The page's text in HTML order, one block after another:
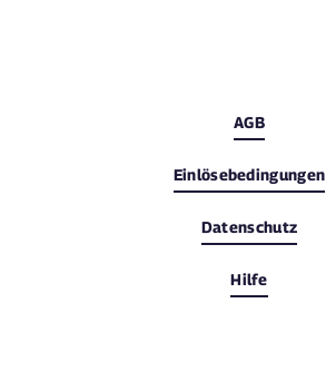
AGB
Einlösebedingungen
Datenschutz
Hilfe